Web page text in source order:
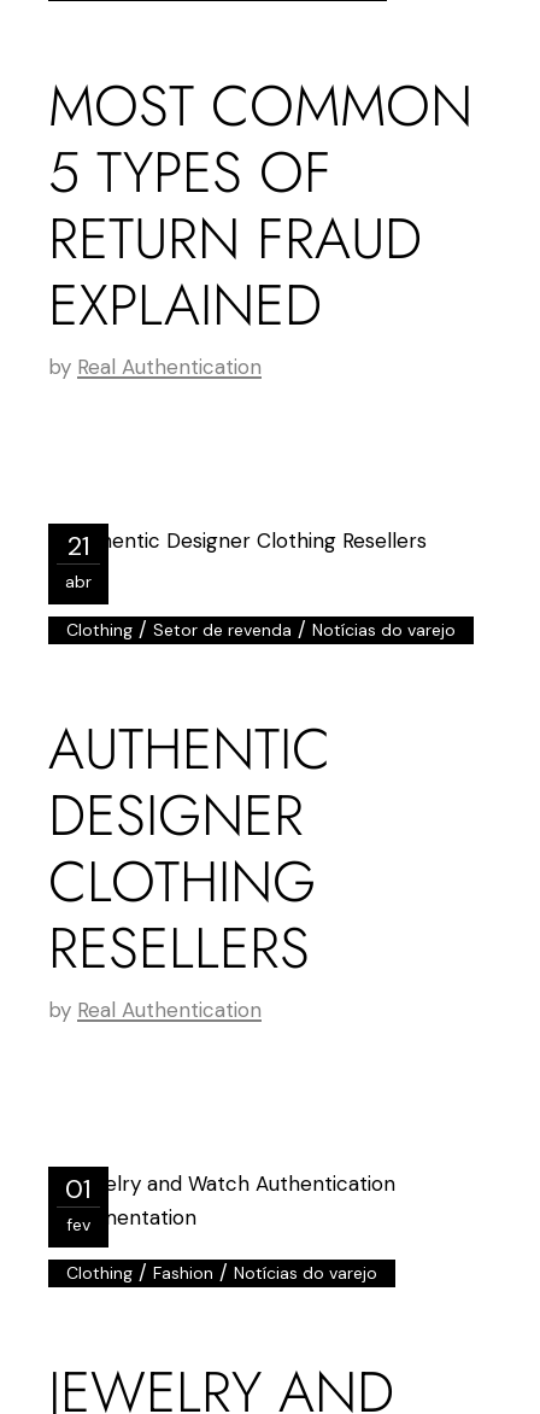
MOST COMMON
5 TYPES OF
RETURN FRAUD
EXPLAINED
by Real Authentication
21
abr
Clothing /Setor de revenda /Notícias do varejo
AUTHENTIC
DESIGNER
CLOTHING
RESELLERS
by Real Authentication
01
fev
Clothing /Fashion /Notícias do varejo
JEWELRY AND